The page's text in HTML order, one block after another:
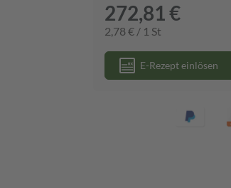
272,81 €
2,78 € / 1 St
E-Rezept einlösen